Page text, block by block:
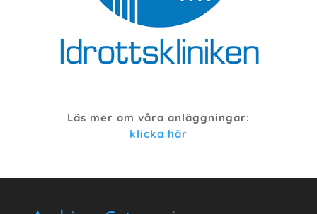
Läs mer om våra anläggningar:
klicka här